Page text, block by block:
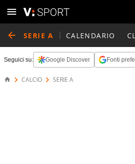
SERIE A CALENDARIO
Seguici su: Google Discover Fonti
CALCIO SERIE A